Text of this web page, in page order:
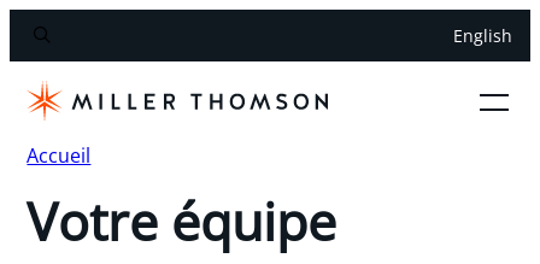
English
Accueil
Votre équipe